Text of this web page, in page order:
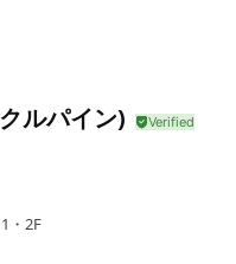
ルパイン)
・2F